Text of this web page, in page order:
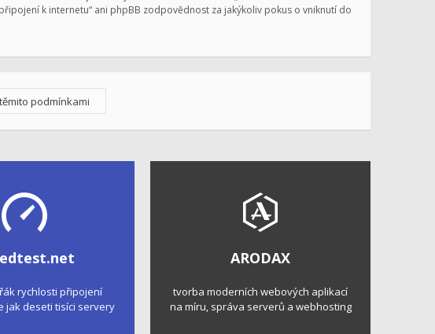
k internetu“ ani phpBB zodpovědnost za jakýkoliv pokus o vniknutí do
rychlosti připojení
jak deseti tisíci servery
ARODAX
tvorba moderních webových aplikací
na míru, správa serverů a webhosting